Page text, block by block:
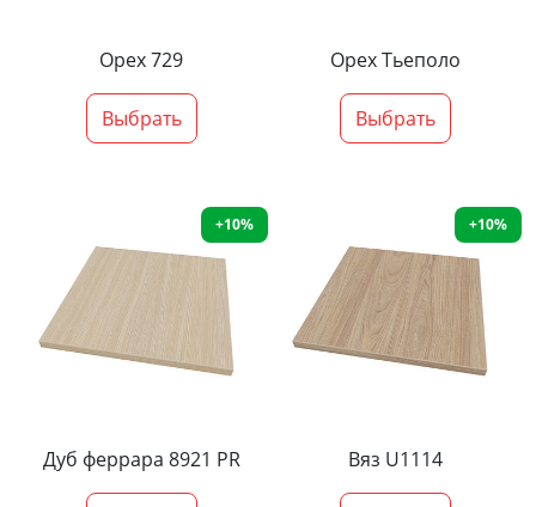
Орех 729
Выбрать
Орех Тьеполо
Выбрать
+10%
Дуб феррара 8921 PR
+10%
Вяз U1114